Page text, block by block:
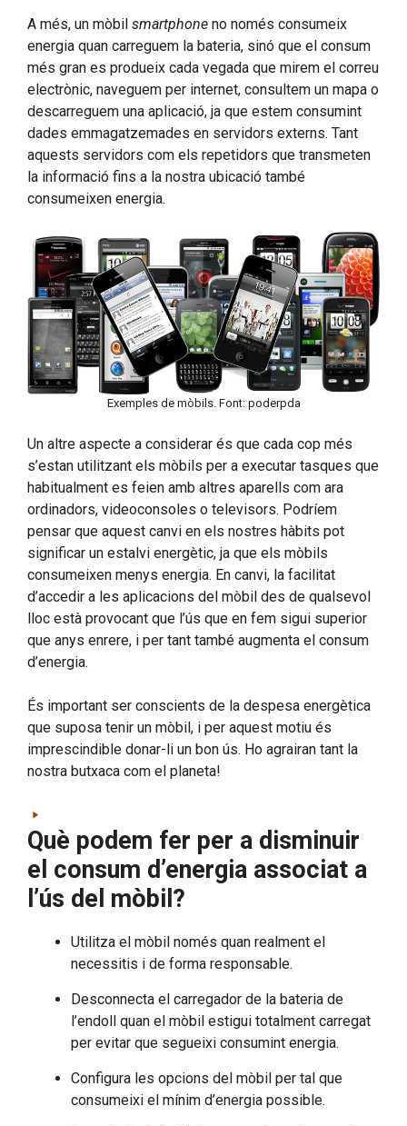
A més, un mòbil smartphone no només consumeix
energia quan carreguem la bateria, sinó que el consum
més gran es produeix cada vegada que mirem el correu
electrònic, naveguem per internet, consultem un mapa o
descarreguem una aplicació, ja que estem consumint
dades emmagatzemades en servidors externs. Tant
aquests servidors com els repetidors que transmeten
la informació fins a la nostra ubicació també
consumeixen energia.
Exemples de mòbils. Font: poderpda
Un altre aspecte a considerar és que cada cop més
s’estan utilitzant els mòbils per a executar tasques que
habitualment es feien amb altres aparells com ara
ordinadors, videoconsoles o televisors. Podríem
pensar que aquest canvi en els nostres hàbits pot
significar un estalvi energètic, ja que els mòbils
consumeixen menys energia. En canvi, la facilitat
d’accedir a les aplicacions del mòbil des de qualsevol
lloc està provocant que l’ús que en fem sigui superior
que anys enrere, i per tant també augmenta el consum
d’energia.
És important ser conscients de la despesa energètica
que suposa tenir un mòbil, i per aquest motiu és
imprescindible donar-li un bon ús. Ho agrairan tant la
nostra butxaca com el planeta!
Què podem fer per a disminuir
el consum d’energia associat a
l’ús del mòbil?
Utilitza el mòbil només quan realment el
necessitis i de forma responsable.
Desconnecta el carregador de la bateria de
l’endoll quan el mòbil estigui totalment carregat
per evitar que segueixi consumint energia.
Configura les opcions del mòbil per tal que
consumeixi el mínim d’energia possible.